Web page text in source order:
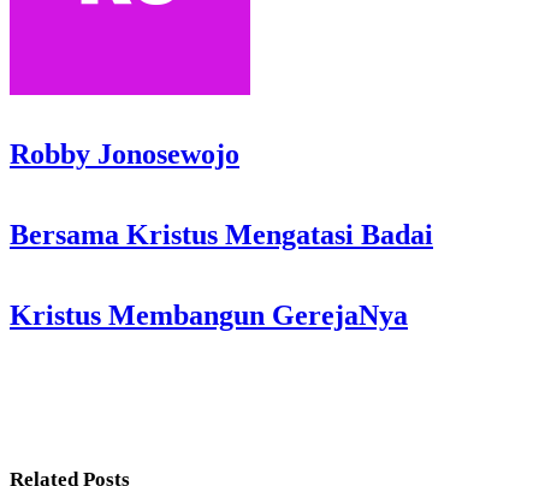
Robby Jonosewojo
Post
Bersama Kristus Mengatasi Badai
Kristus Membangun GerejaNya
Related Posts